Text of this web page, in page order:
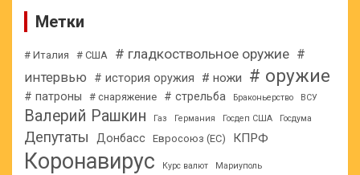
Метки
# Италия # США # гладкоствольное оружие #
интервью
# история оружия # ножи # оружие
# патроны # снаряжение # стрельба Браконьерство ВСУ
Валерий Рашкин Газ Германия Госдеп США Госдума
Депутаты Донбасс Евросоюз (ЕС) КПРФ
Коронавирус Курс валют Мариуполь